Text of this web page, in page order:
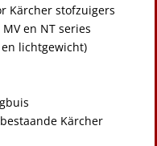
Kärcher stofzuigers
en NT series
lichtgewicht)
Kärcher